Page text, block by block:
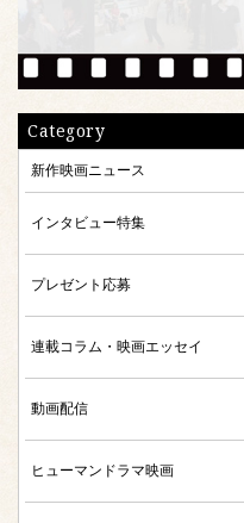
Category
新作映画ニュース
インタビュー特集
プレゼント応募
連載コラム・映画エッセイ
動画配信
ヒューマンドラマ映画